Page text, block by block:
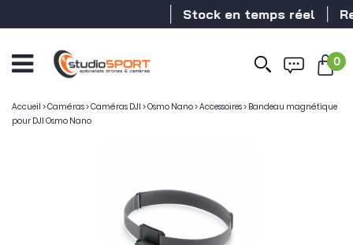
Stock en temps réel
0
Accueil >Caméras>Caméras DJI >Osmo Nano>Accessoires> Bandeau magnétique
pour DJI Osmo Nano